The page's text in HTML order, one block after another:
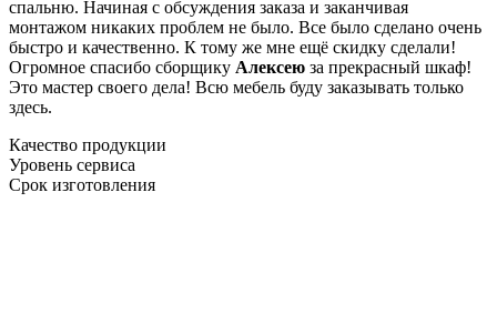
спальню. Начиная с обсуждения заказа и заканчивая
монтажом никаких проблем не было. Все было сделано очень
быстро и качественно. К тому же мне ещё скидку сделали!
Огромное спасибо сборщику Алексею за прекрасный шкаф!
Это мастер своего дела! Всю мебель буду заказывать только
здесь.
Качество продукции
Уровень сервиса
Срок изготовления